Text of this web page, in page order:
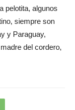
pelotita, algunos
siempre son
y Paraguay,
del cordero,